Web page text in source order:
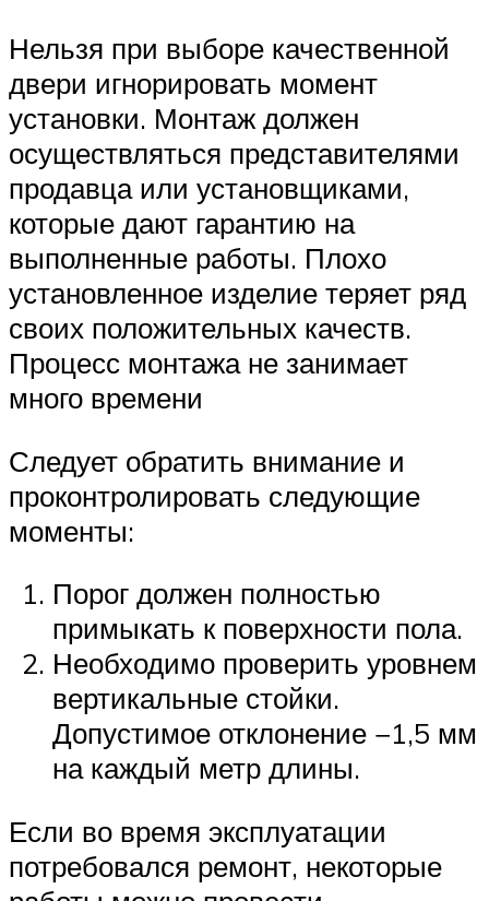
Нельзя при выборе качественной
двери игнорировать момент
установки. Монтаж должен
осуществляться представителями
продавца или установщиками,
которые дают гарантию на
выполненные работы. Плохо
установленное изделие теряет ряд
своих положительных качеств.
Процесс монтажа не занимает
много времени
Следует обратить внимание и
проконтролировать следующие
моменты:
Порог должен полностью
примыкать к поверхности пола.
Необходимо проверить уровнем
вертикальные стойки.
Допустимое отклонение −1,5 мм
на каждый метр длины.
Если во время эксплуатации
потребовался ремонт, некоторые